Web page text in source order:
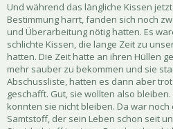
Und während das längliche Kissen
Bestimmung harrt, fanden sich noch
und Überarbeitung nötig hatten. Es
schlichte Kissen, die lange Zeit zu
hatten. Die Zeit hatte an ihren Hüllen
mehr sauber zu bekommen und sie
Abschussliste, hatten es dann aber
geschafft. Gut, sie wollten also
konnten sie nicht bleiben. Da war
Samtstoff, der sein Leben schon seit